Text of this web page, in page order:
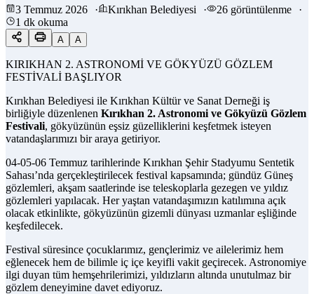
3 Temmuz 2026
· Kırıkhan Belediyesi · 26 görüntülenme
·
1 dk okuma
A A
KIRIKHAN 2. ASTRONOMİ VE GÖKYÜZÜ GÖZLEM
FESTİVALİ BAŞLIYOR
Kırıkhan Belediyesi ile Kırıkhan Kültür ve Sanat Derneği iş
birliğiyle düzenlenen Kırıkhan 2. Astronomi ve Gökyüzü Gözlem
Festivali, gökyüzünün eşsiz güzelliklerini keşfetmek isteyen
vatandaşlarımızı bir araya getiriyor.
04-05-06 Temmuz tarihlerinde Kırıkhan Şehir Stadyumu Sentetik
Sahası’nda gerçekleştirilecek festival kapsamında; gündüz Güneş
gözlemleri, akşam saatlerinde ise teleskoplarla gezegen ve yıldız
gözlemleri yapılacak. Her yaştan vatandaşımızın katılımına açık
olacak etkinlikte, gökyüzünün gizemli dünyası uzmanlar eşliğinde
keşfedilecek.
Festival süresince çocuklarımız, gençlerimiz ve ailelerimiz hem
eğlenecek hem de bilimle iç içe keyifli vakit geçirecek. Astronomiye
ilgi duyan tüm hemşehrilerimizi, yıldızların altında unutulmaz bir
gözlem deneyimine davet ediyoruz.